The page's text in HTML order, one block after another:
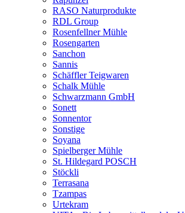
RASO Naturprodukte
RDL Group
Rosenfellner Mühle
Rosengarten
Sanchon
Sannis
Schäffler Teigwaren
Schalk Mühle
Schwarzmann GmbH
Sonett
Sonnentor
Sonstige
Soyana
Spielberger Mühle
St. Hildegard POSCH
Stöckli
Terrasana
Tzampas
Urtekram